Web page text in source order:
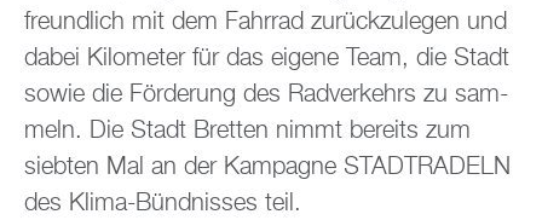
freund­lich mit dem Fahr­rad zu­rück­zu­le­gen und
dabei Ki­lo­me­ter für das ei­ge­ne Team, die Stadt
sowie die För­de­rung des Rad­ver­kehrs zu sam­
meln. Die Stadt Brett­en nimmt be­reits zum
sieb­ten Mal an der Kam­pa­gne STADT­RA­DELN
des Klima-Bünd­nis­ses teil.